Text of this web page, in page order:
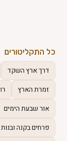
ספרים
תקליטורים +
מלחינים
כל התקליטורים
דרך ארץ השקד
זמרת הארץ
אור שבעת הימים
פרחים בקנה